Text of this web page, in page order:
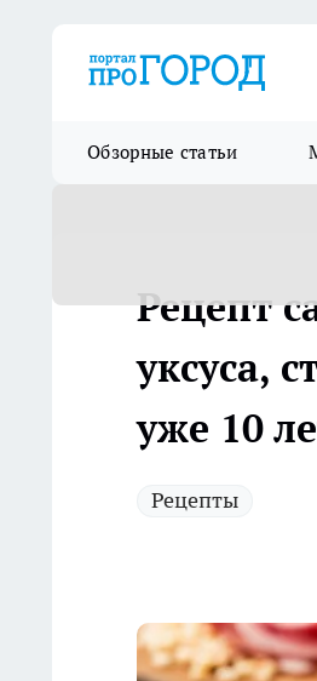
Обзорные статьи
Рецепт
уксуса,
уже 10
Рецепты